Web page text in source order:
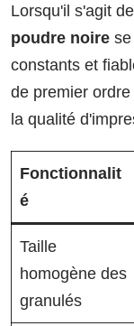
Lorsqu'il s'agit
poudre noire
constants et
de premier
la qualité
Fonctionnalit
é
Taille
homogène des
granulés